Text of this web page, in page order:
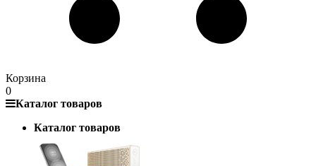
Корзина
0
Каталог товаров
Каталог товаров